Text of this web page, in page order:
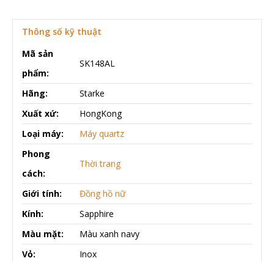
Thông số kỹ thuật
Mã sản
phẩm:
SK148AL
Hãng:
Starke
Xuất xứ:
HongKong
Loại máy:
Máy quartz
Phong
cách:
Thời trang
Giới tính:
Đồng hồ nữ
Kính:
Sapphire
Màu mặt:
Màu xanh navy
Vỏ:
Inox